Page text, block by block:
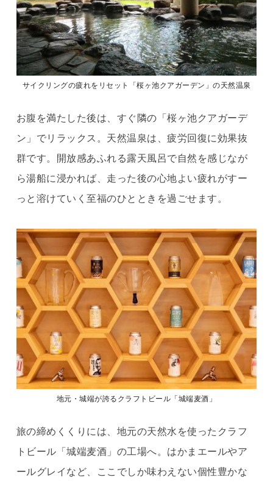
サイクリングの疲れをリセット「桜ヶ池クアガーデン」の天然温泉
お腹を満たした後は、すぐ隣の「桜ヶ池クアガーデ
ン」でリラックス。天然温泉は、疲労回復に効果抜
群です。開放感あふれる露天風呂で自然を感じなが
ら湯船に浸かれば、走った後の心地よい疲れがすー
っと溶けていく至福のひとときを過ごせます。
地元・城端が誇るクラフトビール「城端麦酒」
旅の締めくくりには、地元の天然水を使ったクラフ
トビール「城端麦酒」の工場へ。はかまエールやア
ールグレイなど、ここでしか味わえない個性豊かな